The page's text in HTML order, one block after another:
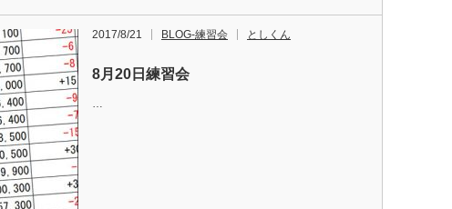
2017/8/21 BLOG-練習会 としくん
8月20日練習会
…